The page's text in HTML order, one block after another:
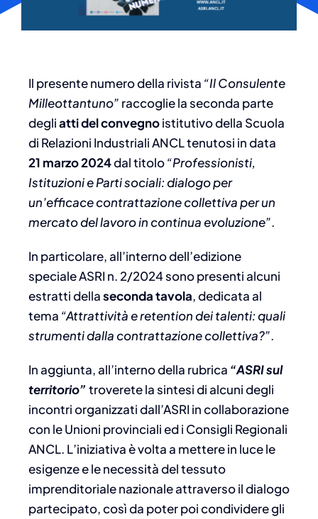
Il presente numero della rivista “Il Consulente
Milleottantuno” raccoglie la seconda parte
degliatti del convegnoistitutivo della Scuola
di Relazioni Industriali ANCL tenutosi in data
21 marzo 2024dal titolo“Professionisti,
Istituzioni e Parti sociali: dialogo per
un’efficace contrattazione collettiva per un
mercato del lavoro in continua evoluzione”.
In particolare, all’interno dell’edizione
speciale ASRI n. 2/2024 sono presenti alcuni
estratti dellaseconda tavola, dedicata al
tema “Attrattività e retention dei talenti: quali
strumenti dalla contrattazione collettiva?”.
In aggiunta, all’interno della rubrica “ASRI sul
territorio” troverete la sintesi di alcuni degli
incontri organizzati dall’ASRI in collaborazione
con le Unioni provinciali ed i Consigli Regionali
ANCL. L’iniziativa è volta a mettere in luce le
esigenze e le necessità del tessuto
imprenditoriale nazionale attraverso il dialogo
partecipato, così da poter poi condividere gli